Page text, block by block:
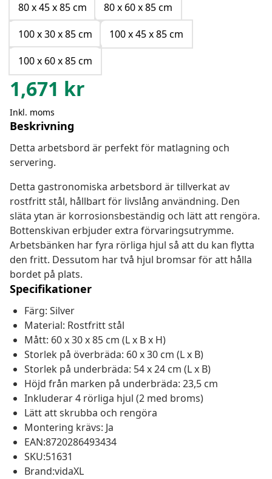
80 x 45 x 85 cm
80 x 60 x 85 cm
100 x 30 x 85 cm
100 x 45 x 85 cm
100 x 60 x 85 cm
1,671 kr
Inkl. moms
Beskrivning
Detta arbetsbord är perfekt för matlagning och
servering.
Detta gastronomiska arbetsbord är tillverkat av
rostfritt stål, hållbart för livslång användning. Den
släta ytan är korrosionsbeständig och lätt att rengöra.
Bottenskivan erbjuder extra förvaringsutrymme.
Arbetsbänken har fyra rörliga hjul så att du kan flytta
den fritt. Dessutom har två hjul bromsar för att hålla
bordet på plats.
Specifikationer
Färg: Silver
Material: Rostfritt stål
Mått: 60 x 30 x 85 cm (L x B x H)
Storlek på överbräda: 60 x 30 cm (L x B)
Storlek på underbräda: 54 x 24 cm (L x B)
Höjd från marken på underbräda: 23,5 cm
Inkluderar 4 rörliga hjul (2 med broms)
Lätt att skrubba och rengöra
Montering krävs: Ja
EAN:8720286493434
SKU:51631
Brand:vidaXL